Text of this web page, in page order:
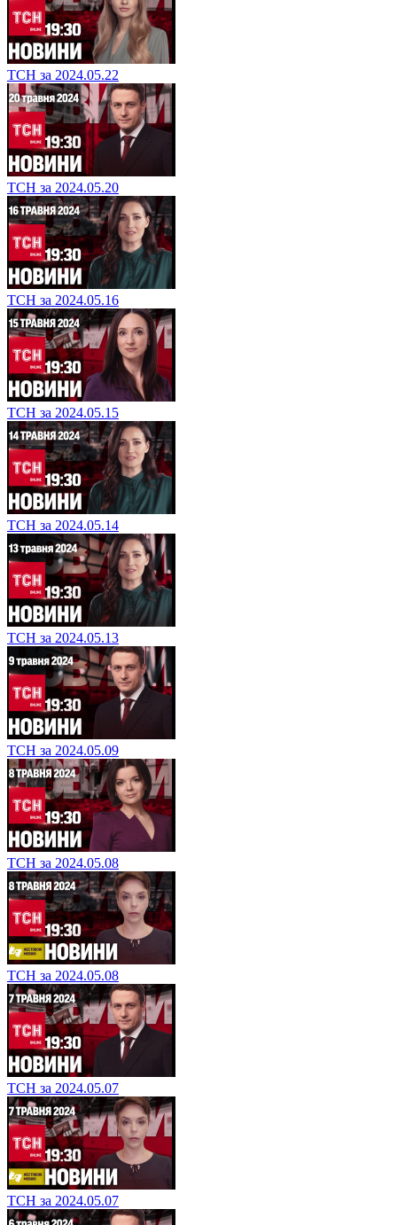
ТСН за 2024.05.22
ТСН за 2024.05.20
ТСН за 2024.05.16
ТСН за 2024.05.15
ТСН за 2024.05.14
ТСН за 2024.05.13
ТСН за 2024.05.09
ТСН за 2024.05.08
ТСН за 2024.05.08
ТСН за 2024.05.07
ТСН за 2024.05.07